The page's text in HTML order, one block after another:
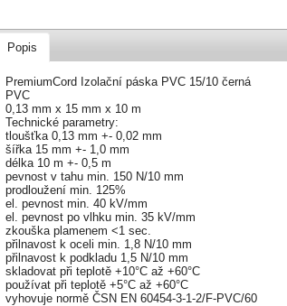
Popis
PremiumCord Izolační páska PVC 15/10 černá
PVC
0,13 mm x 15 mm x 10 m
Technické parametry:
tloušťka 0,13 mm +- 0,02 mm
šířka 15 mm +- 1,0 mm
délka 10 m +- 0,5 m
pevnost v tahu min. 150 N/10 mm
prodloužení min. 125%
el. pevnost min. 40 kV/mm
el. pevnost po vlhku min. 35 kV/mm
zkouška plamenem <1 sec.
přilnavost k oceli min. 1,8 N/10 mm
přilnavost k podkladu 1,5 N/10 mm
skladovat při teplotě +10°C až +60°C
používat při teplotě +5°C až +60°C
vyhovuje normě ČSN EN 60454-3-1-2/F-PVC/60